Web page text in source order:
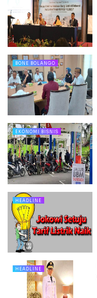
BONE BOLANGO
EKONOMI BISNIS
HEADLINE
HEADLINE